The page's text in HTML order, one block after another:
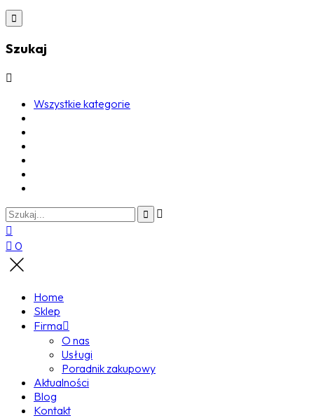
Szukaj
Wszystkie kategorie
0
Home
Sklep
Firma
O nas
Usługi
Poradnik zakupowy
Aktualności
Blog
Kontakt